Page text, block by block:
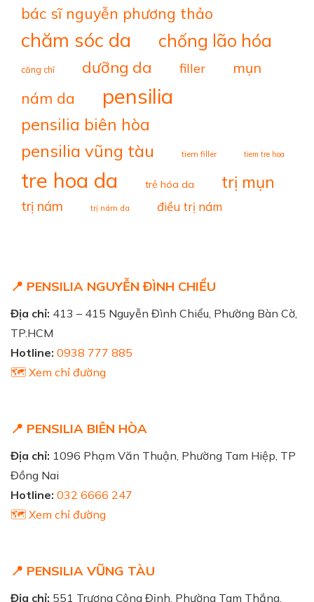
bác sĩ nguyễn phương thảo
chăm sóc da chống lão hóa
căng chỉ dưỡng da filler mụn
nám da pensilia
pensilia biên hòa
pensilia vũng tàu tiem filler tiem tre hoa
tre hoa da trẻ hóa da trị mụn
trị nám trị nám da điều trị nám
📍 PENSILIA NGUYỄN ĐÌNH CHIỂU
Địa chỉ: 413 – 415 Nguyễn Đình Chiểu, Phường Bàn Cờ,
TP.HCM
Hotline: 0938 777 885
🗺️ Xem chỉ đường
📍 PENSILIA BIÊN HÒA
Địa chỉ: 1096 Phạm Văn Thuận, Phường Tam Hiệp, TP
Đồng Nai
Hotline: 032 6666 247
🗺️ Xem chỉ đường
📍 PENSILIA VŨNG TÀU
Địa chỉ: 551 Trương Công Định, Phường Tam Thắng,